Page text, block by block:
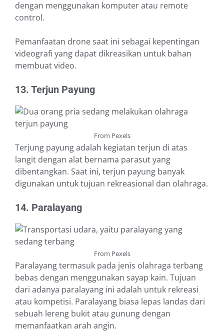
dengan menggunakan komputer atau remote
control.
Pemanfaatan drone saat ini sebagai kepentingan
videografi yang dapat dikreasikan untuk bahan
membuat video.
13. Terjun Payung
From Pexels
Terjung payung adalah kegiatan terjun di atas
langit dengan alat bernama parasut yang
dibentangkan. Saat ini, terjun payung banyak
digunakan untuk tujuan rekreasional dan olahraga.
14. Paralayang
From Pexels
Paralayang termasuk pada jenis olahraga terbang
bebas dengan menggunakan sayap kain. Tujuan
dari adanya paralayang ini adalah untuk rekreasi
atau kompetisi. Paralayang biasa lepas landas dari
sebuah lereng bukit atau gunung dengan
memanfaatkan arah angin.